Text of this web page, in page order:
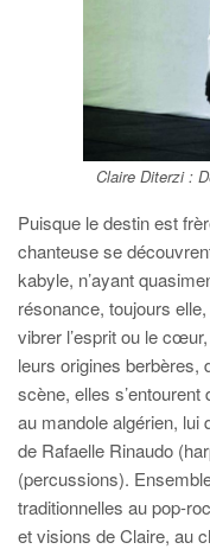
Claire Diterzi :
Puisque le destin est
chanteuse se
kabyle, n’ayant
résonance, toujours
vibrer l’esprit ou le
leurs origines berbères,
scène, elles
au mandole algérien,
de Rafaelle Rinaudo
(percussions).
traditionnelles au pop-
et visions de Claire, au